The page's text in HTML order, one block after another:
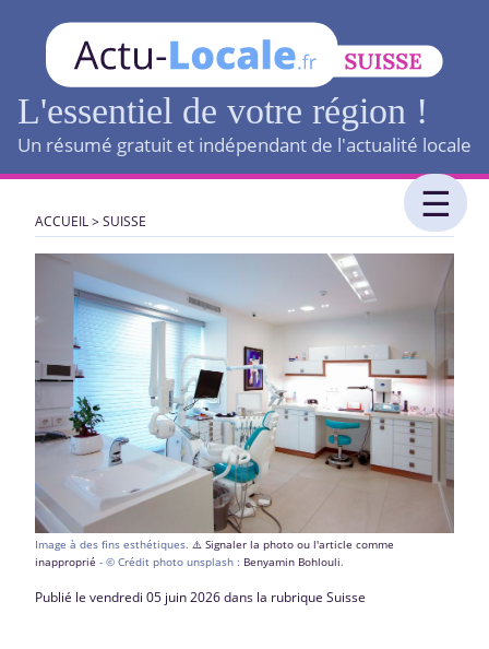
L'essentiel de votre région !
Un résumé gratuit et indépendant de l'actualité locale
ACCUEIL>SUISSE
Image à des fins esthétiques. ⚠️ Signaler la photo ou l'article comme
inapproprié - © Crédit photo unsplash : Benyamin Bohlouli.
Publié le vendredi 05 juin 2026 dans la rubrique Suisse